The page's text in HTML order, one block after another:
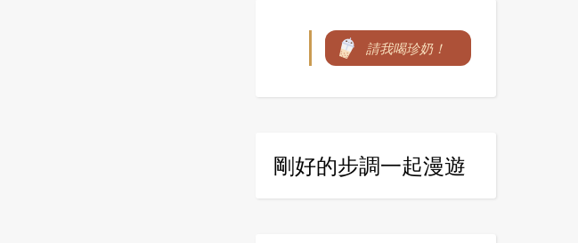
請我喝珍奶！
剛好的步調一起漫遊